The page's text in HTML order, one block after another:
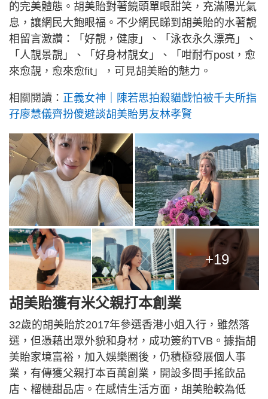
的完美體態。胡美貽對著鏡頭單眼甜笑，充滿陽光氣
息，讓網民大飽眼福。不少網民睇到胡美貽的水著靚
相留言激讚：「好靚，健康」、「泳衣永久漂亮」、
「人靚景靚」、「好身材靚女」、「咁耐冇post，愈
來愈靚，愈來愈fit」，可見胡美貽的魅力。
相關閱讀： 正義女神｜陳若思拍殺貓戲怕被千夫所指
孖廖慧儀齊扮傻避談胡美貽男友林孝賢
+19
胡美貽獲有米父親打本創業
32歲的胡美貽於2017年參選香港小姐入行，雖然落
選，但憑藉出眾外貌和身材，成功簽約TVB。據指胡
美貽家境富裕，加入娛樂圈後，仍積極發展個人事
業，有傳獲父親打本百萬創業，開設多間手搖飲品
店、榴槤甜品店。在感情生活方面，胡美貽較為低